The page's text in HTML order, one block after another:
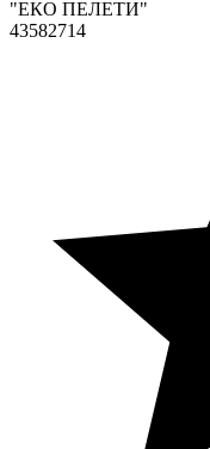
"ЕКО ПЕЛЕТИ"
43582714